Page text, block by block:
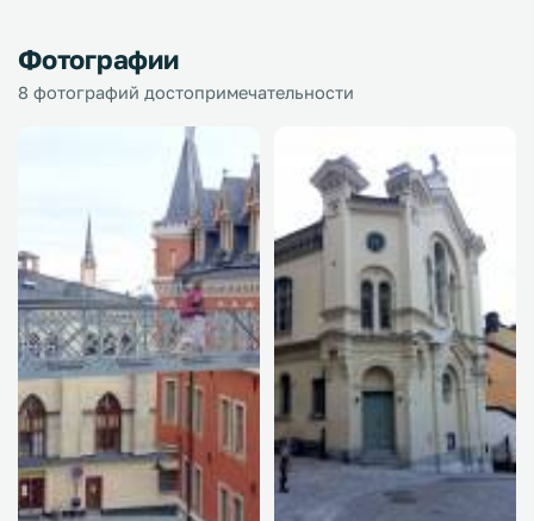
Фотографии
8 фотографий достопримечательности